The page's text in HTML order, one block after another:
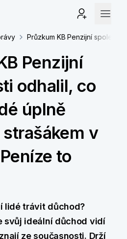
Průzkum KB Penzijní
Penzijní
odhalil, co
úplně
v
to
lidé trávit důchod?
svůj ideální důchod vidí
ze současnosti. Drží